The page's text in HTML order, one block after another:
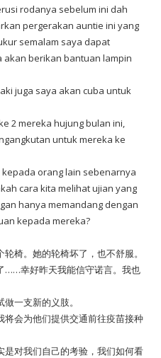
rodanya sebelum ini dah
pergerakan auntie ini yang
semalam saya dapat
akan berikan bantuan lampin
juga saya akan cuba untuk
2 mereka hujung bulan ini,
untuk mereka ke
orang lain sebenarnya
cara kita melihat ujian yang
hanya memandang dengan
kepada mereka?
椅。她的轮椅坏了，也不舒服。
……幸好昨天我能信守诺言。我也
一支新的义肢。
将会为他们提供交通前往疫苗接种
是对我们自己的考验，我们如何看